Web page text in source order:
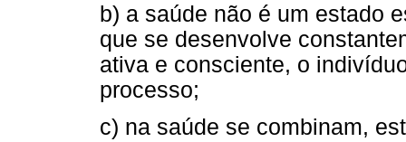
b) a saúde não é um estado
que se desenvolve
ativa e consciente, o
processo;
c) na saúde se combinam,